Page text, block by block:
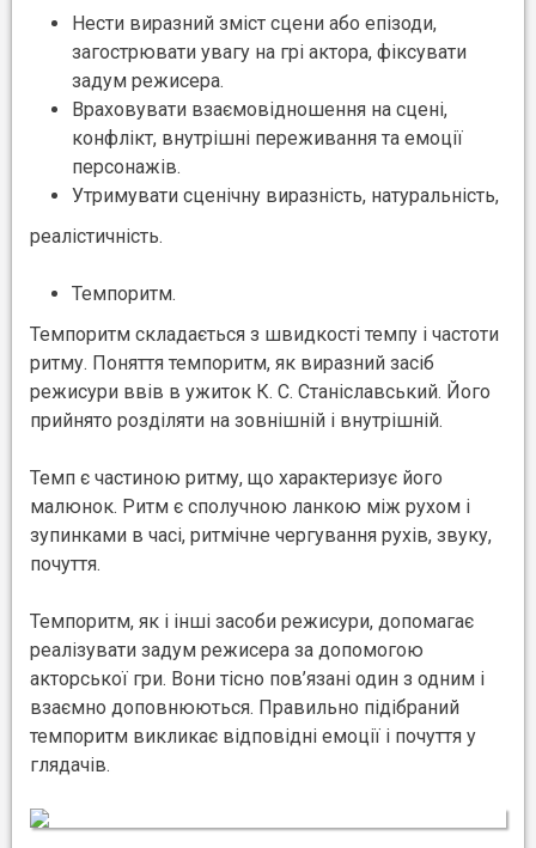
Нести виразний зміст сцени або епізоди,
загострювати увагу на грі актора, фіксувати
задум режисера.
Враховувати взаємовідношення на сцені,
конфлікт, внутрішні переживання та емоції
персонажів.
Утримувати сценічну виразність, натуральність,
реалістичність.
Темпоритм.
Темпоритм складається з швидкості темпу і частоти
ритму. Поняття темпоритм, як виразний засіб
режисури ввів в ужиток К. С. Станіславський. Його
прийнято розділяти на зовнішній і внутрішній.
Темп є частиною ритму, що характеризує його
малюнок. Ритм є сполучною ланкою між рухом і
зупинками в часі, ритмічне чергування рухів, звуку,
почуття.
Темпоритм, як і інші засоби режисури, допомагає
реалізувати задум режисера за допомогою
акторської гри. Вони тісно пов’язані один з одним і
взаємно доповнюються. Правильно підібраний
темпоритм викликає відповідні емоції і почуття у
глядачів.